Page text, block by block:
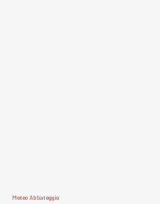
Meteo Abbateggio